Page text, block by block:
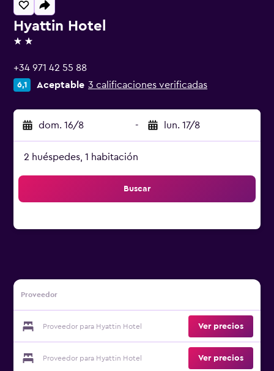
Hyattin Hotel
2 estrellas
+34 971 42 55 88
6,1 Aceptable 3 calificaciones verificadas
dom. 16/8 - lun. 17/8
2 huéspedes, 1 habitación
Buscar
Proveedor
Proveedor para Hyattin Hotel Ver precios
Proveedor para Hyattin Hotel Ver precios